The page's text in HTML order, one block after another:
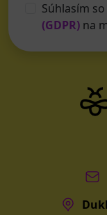
Súhlasím so
(GDPR) na